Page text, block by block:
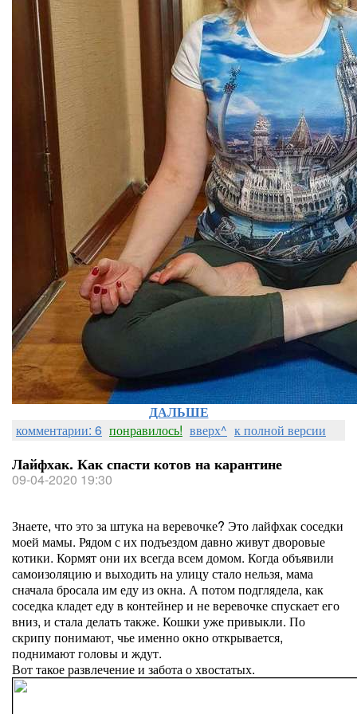
ДАЛЬШЕ
комментарии: 6 понравилось! вверх^ к полной версии
Лайфхак. Как спасти котов на карантине
09-04-2020 19:30
Знаете, что это за штука на веревочке? Это лайфхак соседки
моей мамы. Рядом с их подъездом давно живут дворовые
котики. Кормят они их всегда всем домом. Когда объявили
самоизоляцию и выходить на улицу стало нельзя, мама
сначала бросала им еду из окна. А потом подглядела, как
соседка кладет еду в контейнер и не веревочке спускает его
вниз, и стала делать также. Кошки уже привыкли. По
скрипу понимают, чье именно окно открывается,
поднимают головы и ждут.
Вот такое развлечение и забота о хвостатых.